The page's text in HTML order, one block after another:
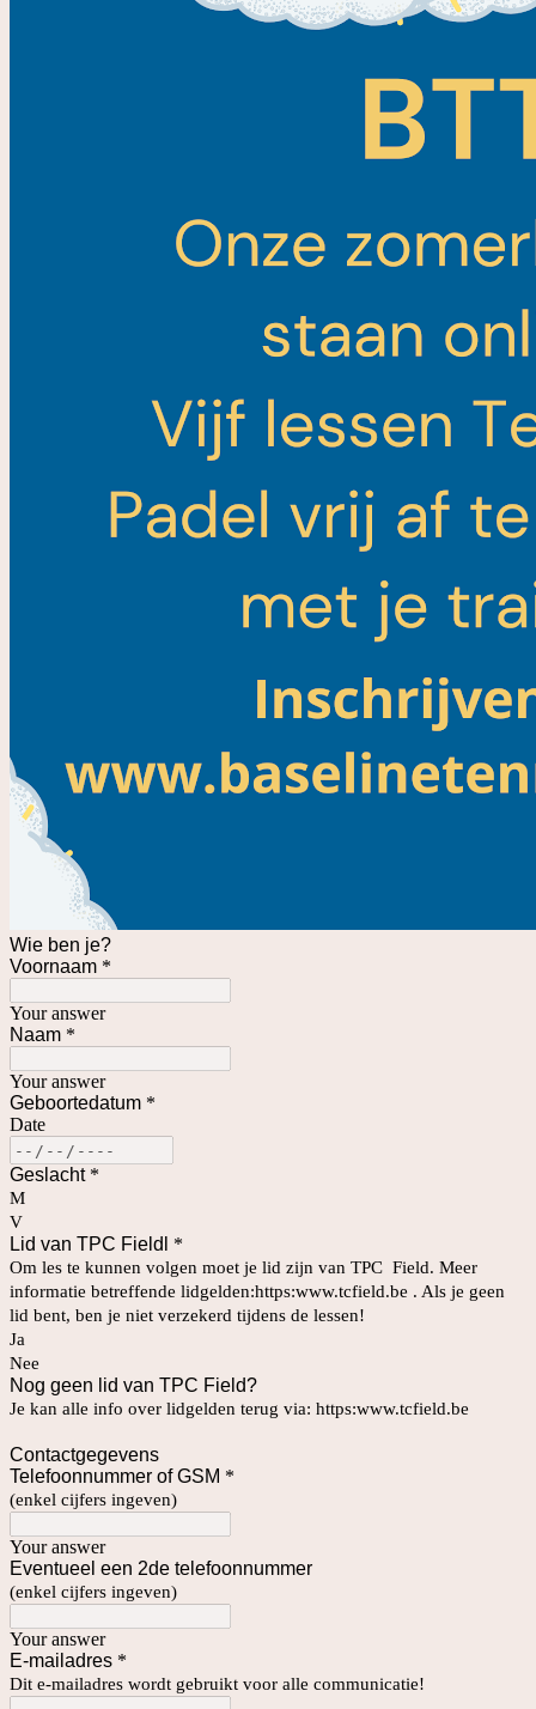
Wie ben je?
Voornaam *
Your answer
Naam *
Your answer
Geboortedatum *
Date
Geslacht*
M
V
Lid van TPC Fieldl *
Om les te kunnen volgen moet je lid zijn van TPC Field. Meer
informatie betreffende lidgelden:https:www.tcfield.be . Als je geen
lid bent, ben je niet verzekerd tijdens de lessen!
Ja
Nee
Nog geen lid van TPC Field?
Je kan alle info over lidgelden terug via: https:www.tcfield.be
Contactgegevens
Telefoonnummer of GSM *
(enkel cijfers ingeven)
Your answer
Eventueel een 2de telefoonnummer
(enkel cijfers ingeven)
Your answer
E-mailadres *
Dit e-mailadres wordt gebruikt voor alle communicatie!